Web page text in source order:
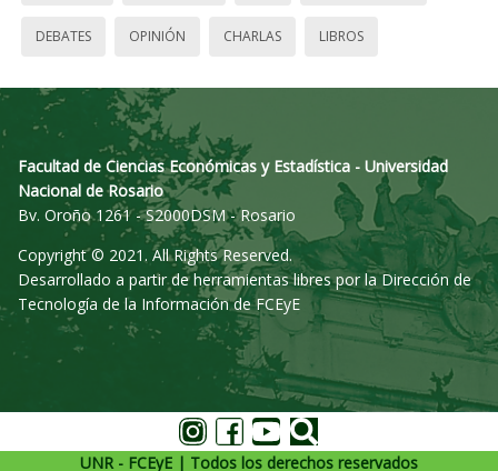
DEBATES OPINIÓN CHARLAS LIBROS
Facultad de Ciencias Económicas y Estadística - Universidad
Nacional de Rosario
Bv. Oroño 1261 - S2000DSM - Rosario
Copyright © 2021. All Rights Reserved.
Desarrollado a partir de herramientas libres por la Dirección de
Tecnología de la Información de FCEyE
UNR - FCEyE | Todos los derechos reservados